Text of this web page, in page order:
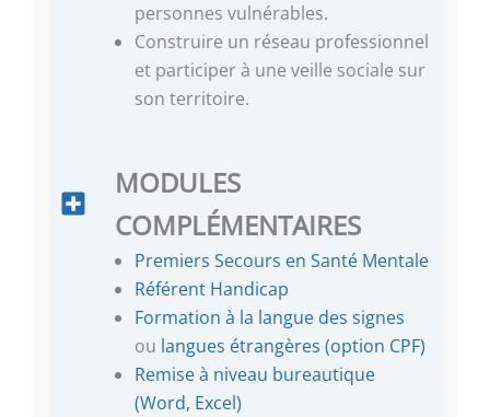
personnes vulnérables.
Construire un réseau professionnel
et participer à une veille sociale sur
son territoire.
MODULES
COMPLÉMENTAIRES
Premiers Secours en Santé Mentale
Référent Handicap
Formation à la langue des signes
ou langues étrangères (option CPF)
Remise à niveau bureautique
(Word, Excel)